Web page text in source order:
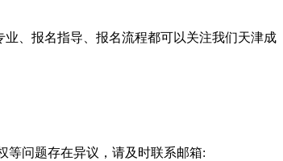
规。
、报名指导、报名流程都可以关注我们天津成
等问题存在异议，请及时联系邮箱: